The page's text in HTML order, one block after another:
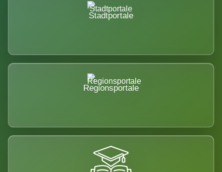
Stadtportale
Regionsportale